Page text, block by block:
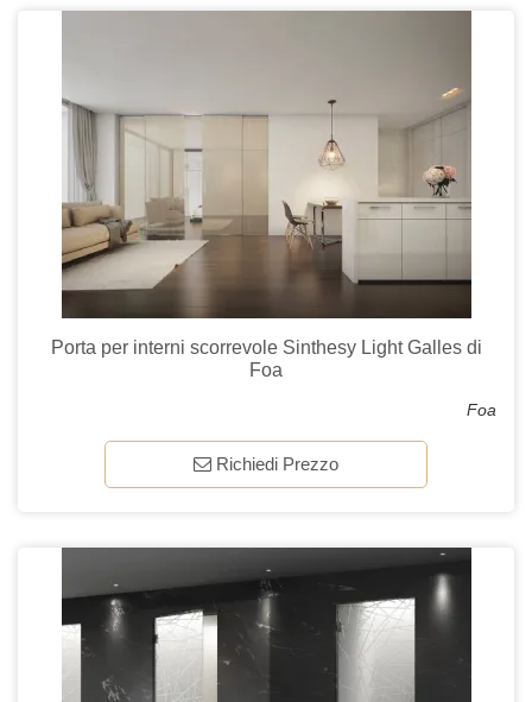
Porta per interni scorrevole Sinthesy Light Galles di
Foa
Foa
Richiedi Prezzo